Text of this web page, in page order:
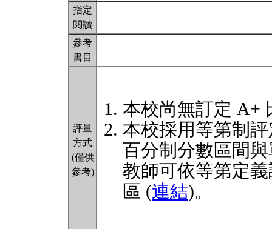
指定
閱讀
參考
書目
評量
方式
(僅供
參考)
本校尚無訂定 A+
本校採用等第制
百分制分數區間
教師可依等第定
區 (連結)。